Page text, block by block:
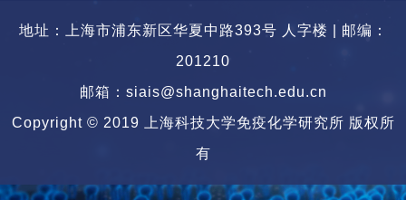
地址：上海市浦东新区华夏中路393号 人字楼 | 邮编：
201210
邮箱：siais@shanghaitech.edu.cn
Copyright © 2019 上海科技大学免疫化学研究所 版权所
有